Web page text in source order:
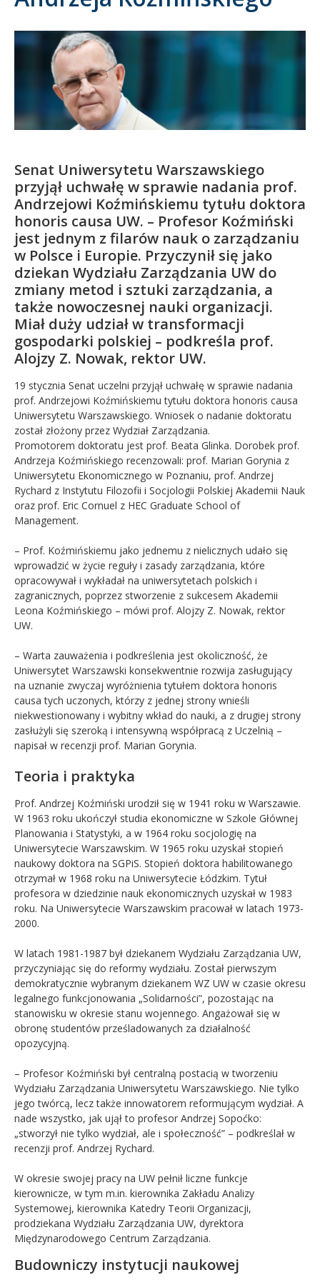
Absolwent
Senat Uniwersytetu Warszawskiego
przyjął uchwałę w sprawie nadania prof.
Andrzejowi Koźmińskiemu tytułu doktora
honoris causa UW. – Profesor Koźmiński
jest jednym z filarów nauk o zarządzaniu
w Polsce i Europie. Przyczynił się jako
dziekan Wydziału Zarządzania UW do
zmiany metod i sztuki zarządzania, a
także nowoczesnej nauki organizacji.
Miał duży udział w transformacji
gospodarki polskiej – podkreśla prof.
Alojzy Z. Nowak, rektor UW.
19 stycznia Senat uczelni przyjął uchwałę w sprawie nadania
prof. Andrzejowi Koźmińskiemu tytułu doktora honoris causa
Uniwersytetu Warszawskiego. Wniosek o nadanie doktoratu
został złożony przez Wydział Zarządzania.
Promotorem doktoratu jest prof. Beata Glinka. Dorobek prof.
Andrzeja Koźmińskiego recenzowali: prof. Marian Gorynia z
Uniwersytetu Ekonomicznego w Poznaniu, prof. Andrzej
Rychard z Instytutu Filozofii i Socjologii Polskiej Akademii Nauk
oraz prof. Eric Cornuel z HEC Graduate School of
Management.
– Prof. Koźmińskiemu jako jednemu z nielicznych udało się
wprowadzić w życie reguły i zasady zarządzania, które
opracowywał i wykładał na uniwersytetach polskich i
zagranicznych, poprzez stworzenie z sukcesem Akademii
Leona Koźmińskiego – mówi prof. Alojzy Z. Nowak, rektor
UW.
– Warta zauważenia i podkreślenia jest okoliczność, że
Uniwersytet Warszawski konsekwentnie rozwija zasługujący
na uznanie zwyczaj wyróżnienia tytułem doktora honoris
causa tych uczonych, którzy z jednej strony wnieśli
niekwestionowany i wybitny wkład do nauki, a z drugiej strony
zasłużyli się szeroką i intensywną współpracą z Uczelnią –
napisał w recenzji prof. Marian Gorynia.
Teoria i praktyka
Prof. Andrzej Koźmiński urodził się w 1941 roku w Warszawie.
W 1963 roku ukończył studia ekonomiczne w Szkole Głównej
Planowania i Statystyki, a w 1964 roku socjologię na
Uniwersytecie Warszawskim. W 1965 roku uzyskał stopień
naukowy doktora na SGPiS. Stopień doktora habilitowanego
otrzymał w 1968 roku na Uniwersytecie Łódzkim. Tytuł
profesora w dziedzinie nauk ekonomicznych uzyskał w 1983
roku. Na Uniwersytecie Warszawskim pracował w latach 1973-
2000.
W latach 1981-1987 był dziekanem Wydziału Zarządzania UW,
przyczyniając się do reformy wydziału. Został pierwszym
demokratycznie wybranym dziekanem WZ UW w czasie okresu
legalnego funkcjonowania „Solidarności”, pozostając na
stanowisku w okresie stanu wojennego. Angażował się w
obronę studentów prześladowanych za działalność
opozycyjną.
– Profesor Koźmiński był centralną postacią w tworzeniu
Wydziału Zarządzania Uniwersytetu Warszawskiego. Nie tylko
jego twórcą, lecz także innowatorem reformującym wydział. A
nade wszystko, jak ujął to profesor Andrzej Sopoćko:
„stworzył nie tylko wydział, ale i społeczność” – podkreślał w
recenzji prof. Andrzej Rychard.
W okresie swojej pracy na UW pełnił liczne funkcje
kierownicze, w tym m.in. kierownika Zakładu Analizy
Systemowej, kierownika Katedry Teorii Organizacji,
prodziekana Wydziału Zarządzania UW, dyrektora
Międzynarodowego Centrum Zarządzania.
Budowniczy instytucji naukowej